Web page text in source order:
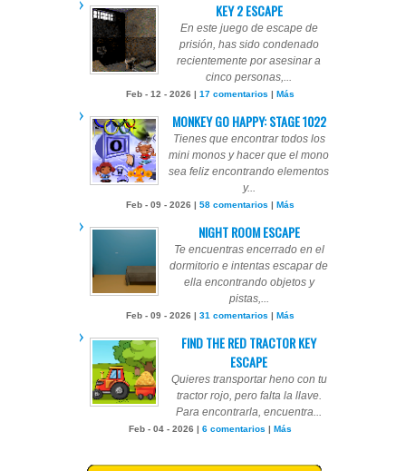
KEY 2 ESCAPE
En este juego de escape de
prisión, has sido condenado
recientemente por asesinar a
cinco personas,...
Feb - 12 - 2026 | 17 comentarios | Más
MONKEY GO HAPPY: STAGE 1022
Tienes que encontrar todos los
mini monos y hacer que el mono
sea feliz encontrando elementos
y...
Feb - 09 - 2026 | 58 comentarios | Más
NIGHT ROOM ESCAPE
Te encuentras encerrado en el
dormitorio e intentas escapar de
ella encontrando objetos y
pistas,...
Feb - 09 - 2026 | 31 comentarios | Más
FIND THE RED TRACTOR KEY
ESCAPE
Quieres transportar heno con tu
tractor rojo, pero falta la llave.
Para encontrarla, encuentra...
Feb - 04 - 2026 | 6 comentarios | Más